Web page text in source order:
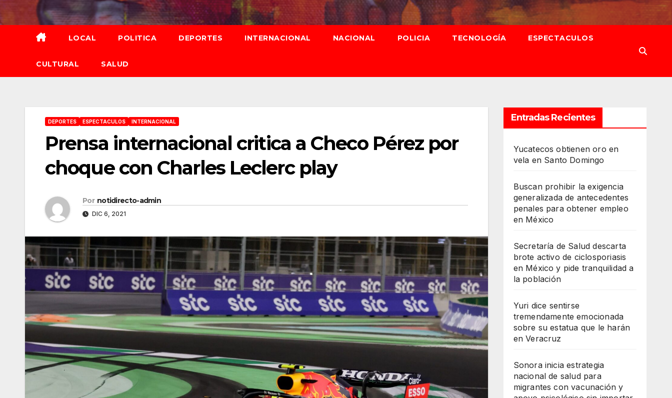
al
contenido
LOCAL POLITICA DEPORTES INTERNACIONAL NACIONAL POLICIA TECNOLOGÍA ESPECTACULOS
CULTURAL SALUD
DEPORTES ESPECTACULOS INTERNACIONAL
Prensa internacional critica a Checo Pérez por
choque con Charles Leclerc play
Por notidirecto-admin
DIC 6, 2021
Entradas Recientes
Yucatecos obtienen oro en
vela en Santo Domingo
Buscan prohibir la exigencia
generalizada de antecedentes
penales para obtener empleo
en México
Secretaría de Salud descarta
brote activo de ciclosporiasis
en México y pide tranquilidad a
la población
Yuri dice sentirse
tremendamente emocionada
sobre su estatua que le harán
en Veracruz
Sonora inicia estrategia
nacional de salud para
migrantes con vacunación y